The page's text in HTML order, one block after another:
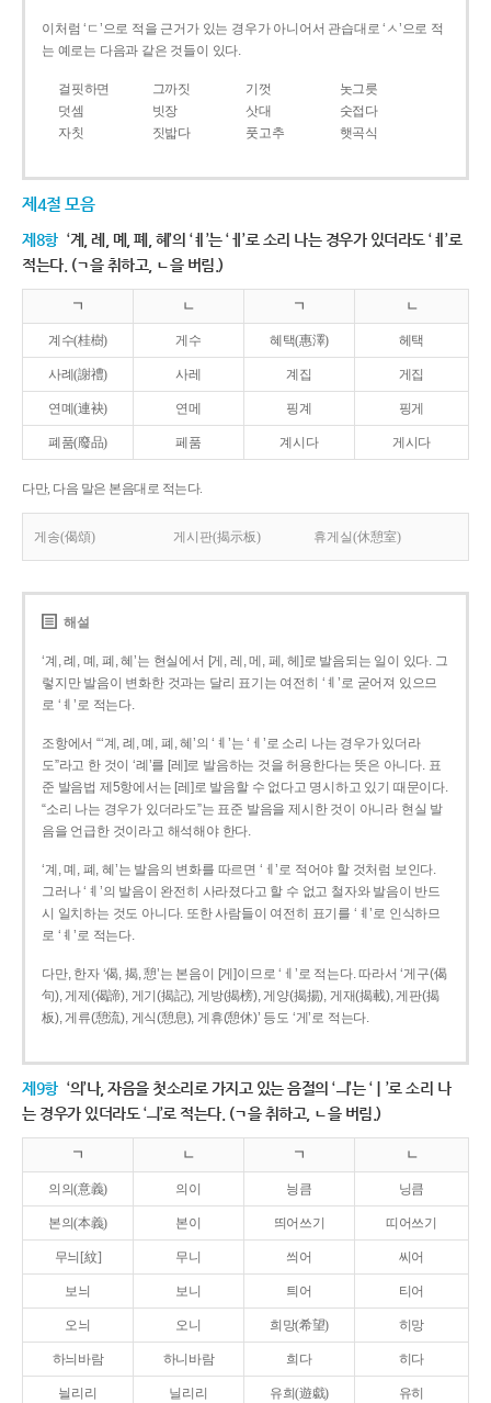
이처럼 ‘ㄷ’으로 적을 근거가 있는 경우가 아니어서 관습대로 ‘ㅅ’으로 적
는 예로는 다음과 같은 것들이 있다.
걸핏하면 그까짓 기껏
놋그릇
덧셈
빗장 삿대
숫접다
자칫
짓밟다 풋고추 햇곡식
제4절 모음
제8항 ‘계, 례, 몌, 폐, 혜’의 ‘ㅖ’는 ‘ㅔ’로 소리 나는 경우가 있더라도 ‘ㅖ’로
적는다. (ㄱ을 취하고, ㄴ을 버림.)
ㄱ ㄴ ㄱ ㄴ
계수(桂樹) 게수 혜택(惠澤) 헤택
사례(謝禮) 사레 계집 게집
연몌(連袂) 연메 핑계 핑게
폐품(廢品) 페품 계시다 게시다
다만, 다음 말은 본음대로 적는다.
게송(偈頌) 게시판(揭示板) 휴게실(休憩室)
해설
‘계, 례, 몌, 폐, 혜’는 현실에서 [게, 레, 메, 페, 헤]로 발음되는 일이 있다. 그
렇지만 발음이 변화한 것과는 달리 표기는 여전히 ‘ㅖ’로 굳어져 있으므
로 ‘ㅖ’로 적는다.
조항에서 “‘계, 례, 몌, 폐, 혜’의 ‘ㅖ’는 ‘ㅔ’로 소리 나는 경우가 있더라
도”라고 한 것이 ‘례’를 [레]로 발음하는 것을 허용한다는 뜻은 아니다. 표
준 발음법 제5항에서는 [레]로 발음할 수 없다고 명시하고 있기 때문이다.
“소리 나는 경우가 있더라도”는 표준 발음을 제시한 것이 아니라 현실 발
음을 언급한 것이라고 해석해야 한다.
‘계, 몌, 폐, 혜’는 발음의 변화를 따르면 ‘ㅔ’로 적어야 할 것처럼 보인다.
그러나 ‘ㅖ’의 발음이 완전히 사라졌다고 할 수 없고 철자와 발음이 반드
시 일치하는 것도 아니다. 또한 사람들이 여전히 표기를 ‘ㅖ’로 인식하므
로 ‘ㅖ’로 적는다.
다만, 한자 ‘偈, 揭, 憩’는 본음이 [게]이므로 ‘ㅔ’로 적는다. 따라서 ‘게구(偈
句), 게제(偈諦), 게기(揭記), 게방(揭榜), 게양(揭揚), 게재(揭載), 게판(揭
板), 게류(憩流), 게식(憩息), 게휴(憩休)’ 등도 ‘게’로 적는다.
제9항 ‘의’나, 자음을 첫소리로 가지고 있는 음절의 ‘ㅢ’는 ‘ㅣ’로 소리 나
는 경우가 있더라도 ‘ㅢ’로 적는다. (ㄱ을 취하고, ㄴ을 버림.)
ㄱ ㄴ ㄱ ㄴ
의의(意義) 의이 닁큼 닝큼
본의(本義) 본이 띄어쓰기 띠어쓰기
무늬[紋] 무니 씌어 씨어
보늬 보니 틔어 티어
오늬 오니 희망(希望) 히망
하늬바람 하니바람 희다 히다
늴리리 닐리리 유희(遊戱) 유히